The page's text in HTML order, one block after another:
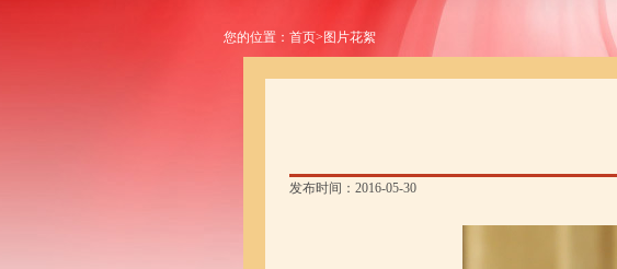
您的位置： 首页> 图片花絮
发布时间：2016-05-30